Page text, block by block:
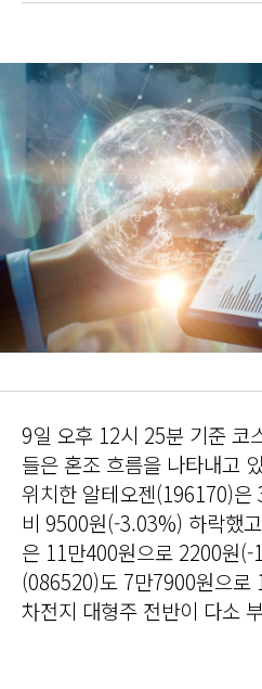
9일 오후 12시 25분 기준 코
들은 혼조 흐름을 나타내고
위치한 알테오젠(196170)은
비 9500원(-3.03%) 하락했
은 11만400원으로 2200원
(086520)도 7만7900원으로
차전지 대형주 전반이 다소